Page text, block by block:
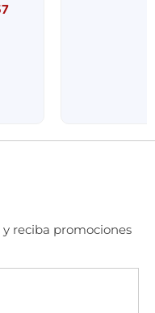
reciba promociones